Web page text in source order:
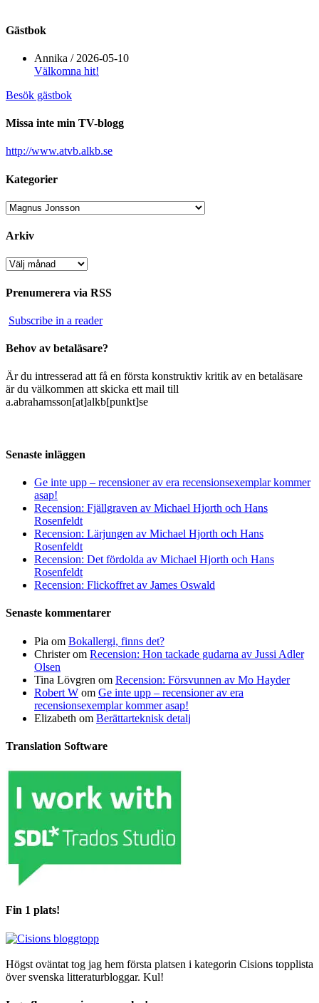
Gästbok
Annika / 2026-05-10
Välkomna hit!
Besök gästbok
Missa inte min TV-blogg
http://www.atvb.alkb.se
Kategorier
Kategorier
Arkiv
Arkiv
Prenumerera via RSS
Subscribe in a reader
Behov av betaläsare?
Är du intresserad att få en första konstruktiv kritik av en betaläsare
är du välkommen att skicka ett mail till
a.abrahamsson[at]alkb[punkt]se
Senaste inläggen
Ge inte upp – recensioner av era recensionsexemplar kommer
asap!
Recension: Fjällgraven av Michael Hjorth och Hans
Rosenfeldt
Recension: Lärjungen av Michael Hjorth och Hans
Rosenfeldt
Recension: Det fördolda av Michael Hjorth och Hans
Rosenfeldt
Recension: Flickoffret av James Oswald
Senaste kommentarer
Pia om Bokallergi, finns det?
Christerom Recension: Hon tackade gudarna av Jussi Adler
Olsen
Tina Lövgren om Recension: Försvunnen av Mo Hayder
Robert W om Ge inte upp – recensioner av era
recensionsexemplar kommer asap!
Elizabeth om Berättarteknisk detalj
Translation Software
Fin 1 plats!
Högst oväntat tog jag hem första platsen i kategorin Cisions topplista
över svenska litteraturbloggar. Kul!